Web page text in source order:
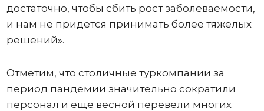
достаточно, чтобы сбить рост заболеваемости,
и нам не придется принимать более тяжелых
решений».
Отметим, что столичные туркомпании за
период пандемии значительно сократили
персонал и еще весной перевели многих